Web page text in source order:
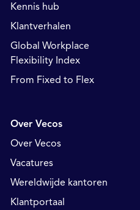
Kennis hub
Klantverhalen
Global Workplace
Flexibility Index
From Fixed to Flex
Over Vecos
Over Vecos
Vacatures
Wereldwijde kantoren
Klantportaal